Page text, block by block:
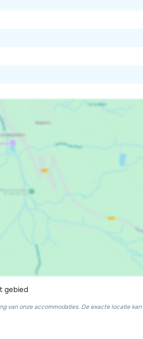
gebied
van onze accommodaties. De exacte locatie